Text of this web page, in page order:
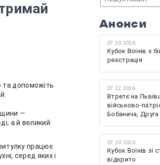
та допоможіть
—
а й великий
працює
серед яких і
Анонси
07.30.2026
Кубок Воїнів з
реєстрація
07.22.2026
Втретє на
військово-
Бобанича,
07.20.2026
Кубок Воїнів зі
відкрито